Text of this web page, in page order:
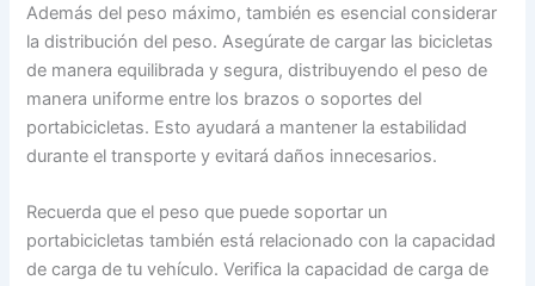
Además del peso máximo, también es esencial considerar
la distribución del peso. Asegúrate de cargar las bicicletas
de manera equilibrada y segura, distribuyendo el peso de
manera uniforme entre los brazos o soportes del
portabicicletas. Esto ayudará a mantener la estabilidad
durante el transporte y evitará daños innecesarios.
Recuerda que el peso que puede soportar un
portabicicletas también está relacionado con la capacidad
de carga de tu vehículo. Verifica la capacidad de carga de